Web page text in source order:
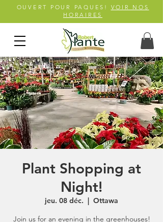
OUVERT POUR PAQUES! VOIR NOS
HORAIRES
Plant Shopping at
Night!
jeu. 08 déc.
Ottawa
Join us for an evening in the greenhouses!